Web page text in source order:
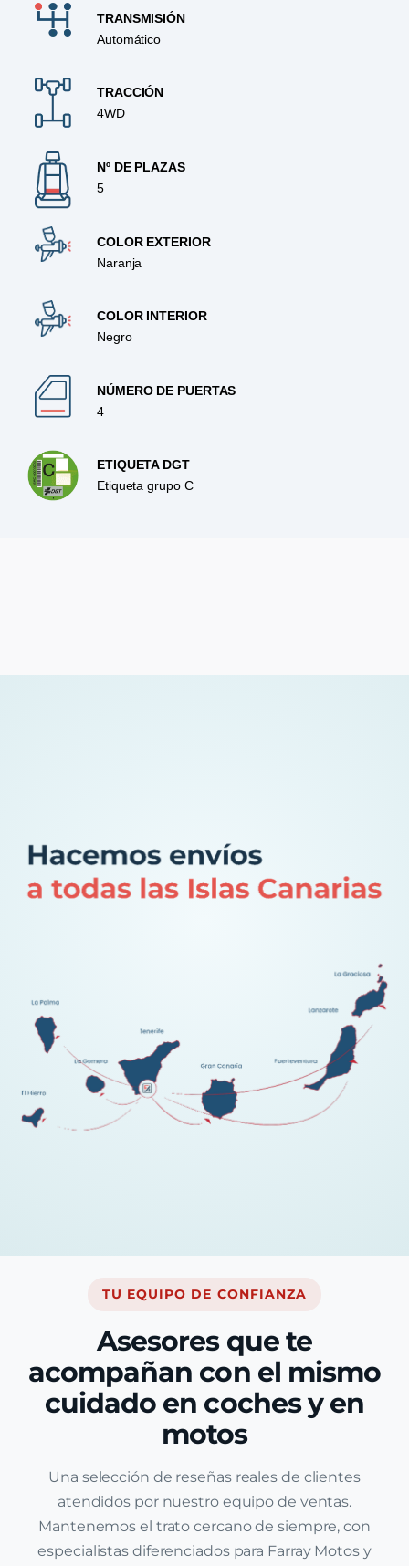
TRANSMISIÓN
Automático
TRACCIÓN
4WD
Nº DE PLAZAS
5
COLOR EXTERIOR
Naranja
COLOR INTERIOR
Negro
NÚMERO DE PUERTAS
4
ETIQUETA DGT
Etiqueta grupo C
TU EQUIPO DE CONFIANZA
Asesores que te
acompañan con el mismo
cuidado en coches y en
motos
Una selección de reseñas reales de clientes
atendidos por nuestro equipo de ventas.
Mantenemos el trato cercano de siempre, con
especialistas diferenciados para Farray Motos y